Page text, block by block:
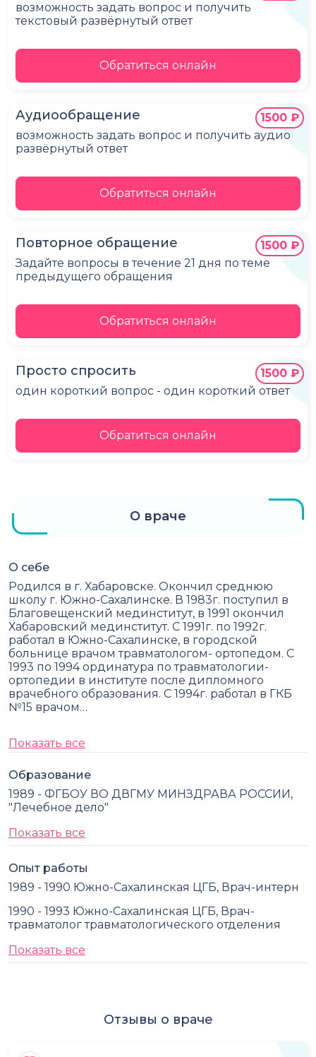
возможность задать вопрос и получить
текстовый развёрнутый ответ
Обратиться онлайн
Аудиообращение
возможность задать вопрос и получить аудио
развёрнутый ответ
1500 ₽
Обратиться онлайн
Повторное обращение
Задайте вопросы в течение 21 дня по теме
предыдущего обращения
1500 ₽
Обратиться онлайн
Просто спросить
один короткий вопрос - один короткий ответ
1500 ₽
Обратиться онлайн
О враче
О себе
Родился в г. Хабаровске. Окончил среднюю
школу г. Южно-Сахалинске. В 1983г. поступил в
Благовещенский мединститут, в 1991 окончил
Хабаровский мединститут. С 1991г. по 1992г.
работал в Южно-Сахалинске, в городской
больнице врачом травматологом- ортопедом. С
1993 по 1994 ординатура по травматологии-
ортопедии в институте после дипломного
врачебного образования. С 1994г. работал в ГКБ
№15 врачом…
Показать все
Образование
1989 - ФГБОУ ВО ДВГМУ МИНЗДРАВА РОССИИ,
"Лечебное дело"
Показать все
Опыт работы
1989 - 1990 Южно-Сахалинская ЦГБ, Врач-интерн
1990 - 1993 Южно-Сахалинская ЦГБ, Врач-
травматолог травматологического отделения
Показать все
Отзывы о враче